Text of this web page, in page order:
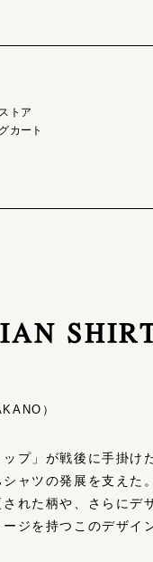
トア
カート
）
プ」が戦後に手掛け
ャツの発展を支えた
れた柄や、さらにデ
ジを持つこのデザイ